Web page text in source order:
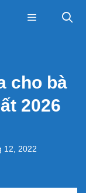
cho bà
2026
12, 2022